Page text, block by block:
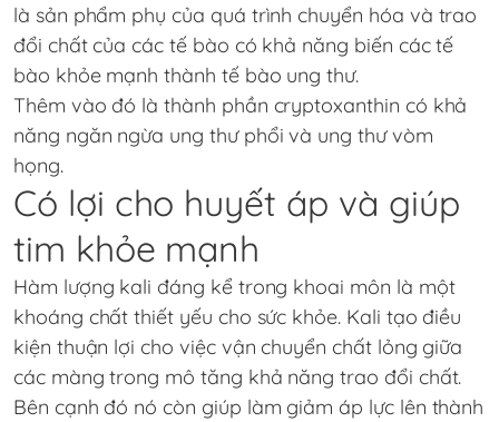
là sản phẩm phụ của quá trình chuyển hóa và trao
đổi chất của các tế bào có khả năng biến các tế
bào khỏe mạnh thành tế bào ung thư.
Thêm vào đó là thành phần cryptoxanthin có khả
năng ngăn ngừa ung thư phổi và ung thư vòm
họng.
Có lợi cho huyết áp và giúp
tim khỏe mạnh
Hàm lượng kali đáng kể trong khoai môn là một
khoáng chất thiết yếu cho sức khỏe. Kali tạo điều
kiện thuận lợi cho việc vận chuyển chất lỏng giữa
các màng trong mô tăng khả năng trao đổi chất.
Bên cạnh đó nó còn giúp làm giảm áp lực lên thành